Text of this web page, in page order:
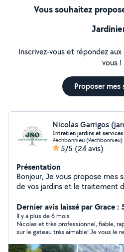
Vous souhaitez
Inscrivez-vous et répondez
vous !
Proposer mes
Entretien jardins et services
Pechbonnieu (Pechbonnieu)
5/5 (24 avis)
Présentation
Bonjour, Je vous propose mes services pour l'entretien
de vos jardins et le traitement
pelouse/débroussaillage Taille
Élagage/abattage Passage
déchets verts et encombrants Services + : Ramassage
de feuilles , Rangement de
Nettoyage , Karcher, débarras..
Dernier avis laissé par Grace :
Il y a plus de 6 mois
Nicolas et très professionnel, fiable,
sur le gateau très aimable! Je vous le